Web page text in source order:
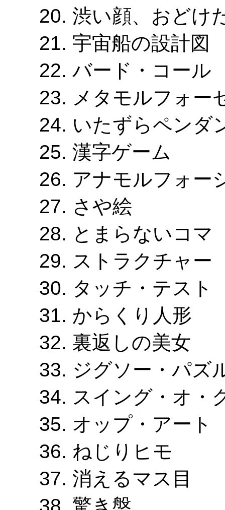
渋い顔、おどけ
宇宙船の設計図
バード・コール
メタモルフォー
いたずらペンダ
漢字ゲーム
アナモルフォー
さや絵
とまらないコマ
ストラクチャー
タッチ・テスト
からくり人形
裏返しの美女
ジグソー・パズ
スイング・オ・
オップ・アート
ねじりヒモ
消えるマス目
驚き盤